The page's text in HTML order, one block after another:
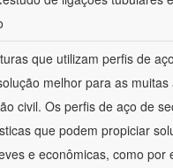
que utilizam perfis de
melhor para as muitas
civil. Os perfis de aço de
que podem propiciar
e econômicas, como por